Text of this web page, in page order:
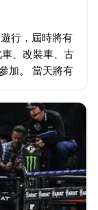
行，屆時將有
、改裝車、古
加。 當天將有